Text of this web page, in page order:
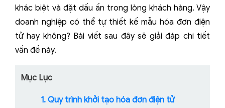
khác biệt và đặt dấu ấn trong lòng khách hàng. Vậy
doanh nghiệp có thể tự thiết kế mẫu hóa đơn điện
tử hay không? Bài viết sau đây sẽ giải đáp chi tiết
vấn đề này.
Mục Lục
1. Quy trình khởi tạo hóa đơn điện tử